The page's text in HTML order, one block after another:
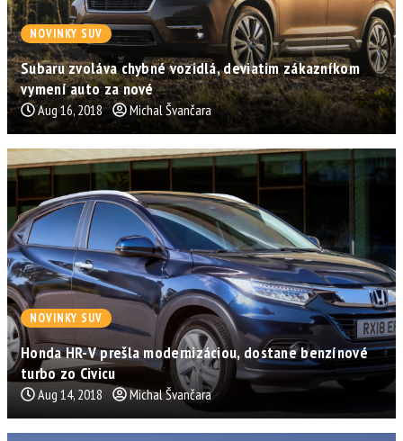
NOVINKY SUV
Subaru zvoláva chybné vozidlá, deviatim zákazníkom
vymení auto za nové
Aug 16, 2018 Michal Švančara
NOVINKY SUV
Honda HR-V prešla modernizáciou, dostane benzínové
turbo zo Civicu
Aug 14, 2018 Michal Švančara